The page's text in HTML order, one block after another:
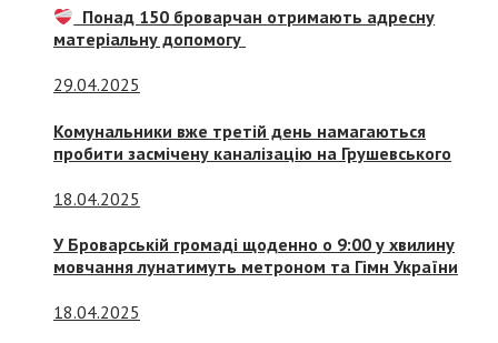
Понад 150 броварчан отримають адресну
матеріальну допомогу
29.04.2025
Комунальники вже третій день намагаються
пробити засмічену каналізацію на Грушевського
18.04.2025
У Броварській громаді щоденно о 9:00 у хвилину
мовчання лунатимуть метроном та Гімн України
18.04.2025